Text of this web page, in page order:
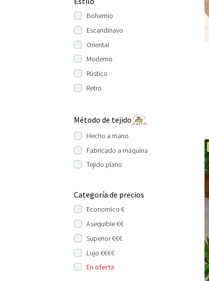
Bohemio
Escandinavo
Oriental
Moderno
Rústico
Retro
Método de tejido
Hecho a mano
Fabricado a máquina
Tejido plano
Categoría de precios
Economico €
Asequible €€
Superior €€€
Lujo €€€€
En oferta